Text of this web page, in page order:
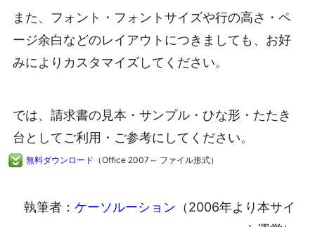
また、フォント・フォントサイズや行の高さ・ペ
ージ余白などのレイアウトにつきましても、お好
みによりカスタマイズしてください。
では、請求書の見本・サンプル・ひな形・たたき
台としてご利用・ご参考にしてください。
無料ダウンロード （Office 2007～ ファイル形式）
執筆者： ケーソルーション （2006年より本サイ